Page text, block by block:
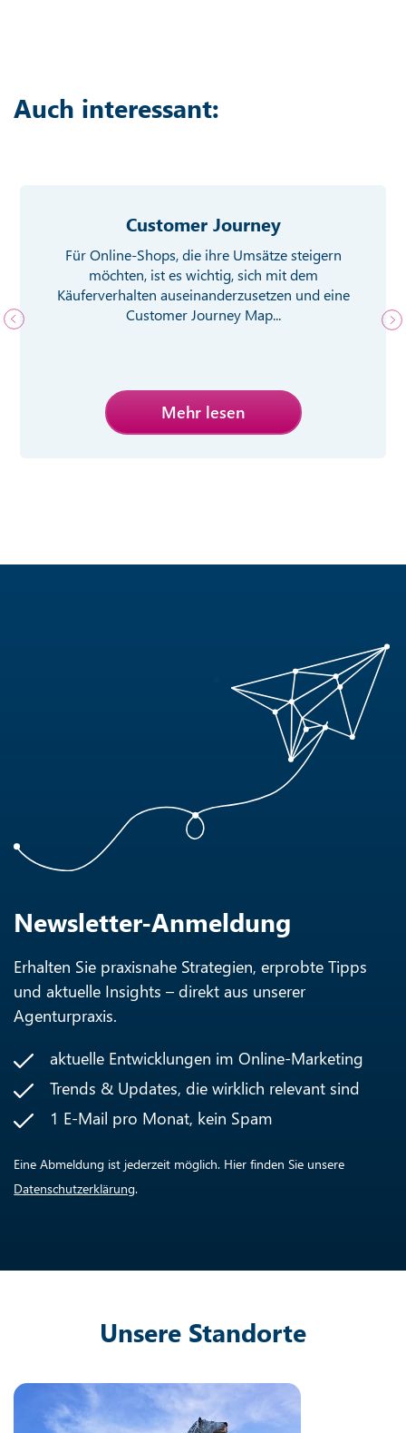
Auch interessant:
Customer Journey
Für Online-Shops, die ihre Umsätze steigern
möchten, ist es wichtig, sich mit dem
Käuferverhalten auseinanderzusetzen und eine
Customer Journey Map...
Mehr lesen
Newsletter-Anmeldung
Erhalten Sie praxisnahe Strategien, erprobte Tipps
und aktuelle Insights – direkt aus unserer
Agenturpraxis.
aktuelle Entwicklungen im Online-Marketing
Trends & Updates, die wirklich relevant sind
1 E-Mail pro Monat, kein Spam
Eine Abmeldung ist jederzeit möglich. Hier finden Sie unsere
Datenschutzerklärung.
Unsere Standorte